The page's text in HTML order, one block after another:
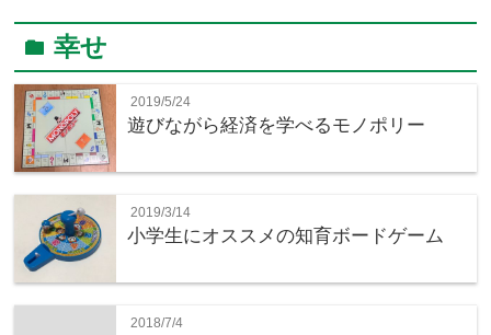
folder幸せ
2019/5/24
遊びながら経済を学べるモノポリー
2019/3/14
小学生にオススメの知育ボードゲーム
2018/7/4